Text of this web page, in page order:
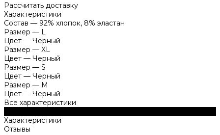
Рассчитать доставку
Характеристики
Состав — 92% хлопок, 8% эластан
Размер — L
Цвет — Черный
Размер — XL
Цвет — Черный
Размер — S
Цвет — Черный
Размер — M
Цвет — Черный
Все характеристики
Характеристики
Отзывы